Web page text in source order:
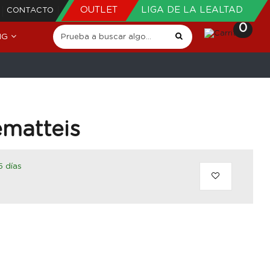
CONTACTO OUTLET LIGA DE LA LEALTAD
0
días